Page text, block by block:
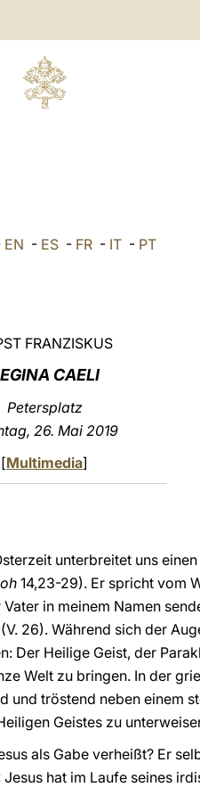
EN - ES - FR - IT - PT
FRANZISKUS
CAELI
Petersplatz
26. Mai 2019
[Multimedia]
unterbreitet uns
14,23-29). Er spricht vom
in meinem Namen
26). Während sich der
Der Heilige Geist, der
Welt zu bringen. In der
tröstend neben einem
Geistes zu
als Gabe verheißt? Er
hat im Laufe seines